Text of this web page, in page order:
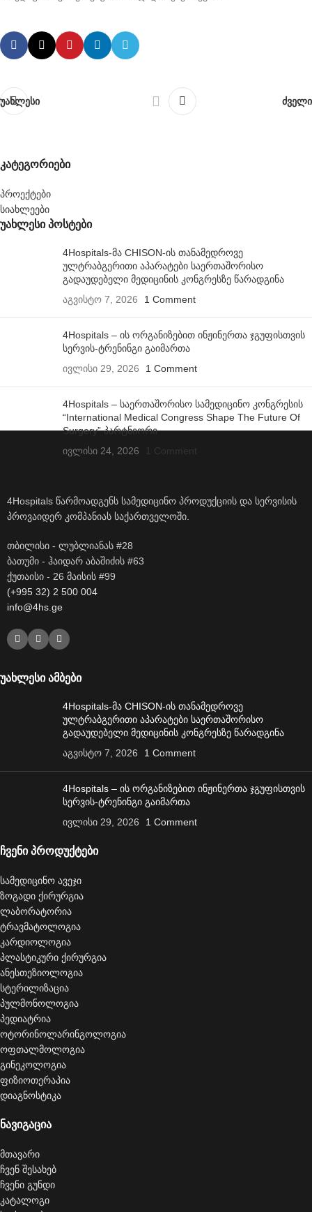
უახლესი ძველი
კატეგორიები
პროექტები
სიახლეები
უახლესი პოსტები
4Hospitals-მა CHISON-ის თანამედროვე
ულტრაბგერითი აპარატები საერთაშორისო
გადაუდებელი მედიცინის კონგრესზე წარადგინა
აგვისტო 7, 2026
1 Comment
4Hospitals – ის ორგანიზებით ინჟინერთა ჯგუფისთვის
სერვის-ტრენინგი გაიმართა
ივლისი 29, 2026
1 Comment
4Hospitals – საერთაშორისო სამედიცინო კონგრესის
“International Medical Congress Shape The Future Of
Surgery” პარტნიორი
ივლისი 24, 2026
1 Comment
4Hospitals წარმოადგენს სამედიცინო პროდუქციის და სერვისის
პროვაიდერ კომპანიას საქართველოში.
თბილისი - ლუბლიანას #28
ბათუმი - ჰაიდარ აბაშიძის #63
ქუთაისი - 26 მაისის #99
(+995 32) 2 500 004
info@4hs.ge
უახლესი ამბები
4Hospitals-მა CHISON-ის თანამედროვე
ულტრაბგერითი აპარატები საერთაშორისო
გადაუდებელი მედიცინის კონგრესზე წარადგინა
აგვისტო 7, 2026
1 Comment
4Hospitals – ის ორგანიზებით ინჟინერთა ჯგუფისთვის
სერვის-ტრენინგი გაიმართა
ივლისი 29, 2026
1 Comment
ჩვენი პროდუქტები
სამედიცინო ავეჯი
ზოგადი ქირურგია
ლაბორატორია
ტრავმატოლოგია
კარდიოლოგია
პლასტიკური ქირურგია
ანესთეზიოლოგია
სტერილიზაცია
პულმონოლოგია
პედიატრია
ოტორინოლარინგოლოგია
ოფთალმოლოგია
გინეკოლოგია
ფიზიოთერაპია
დიაგნოსტიკა
ნავიგაცია
მთავარი
ჩვენ შესახებ
ჩვენი გუნდი
კატალოგი